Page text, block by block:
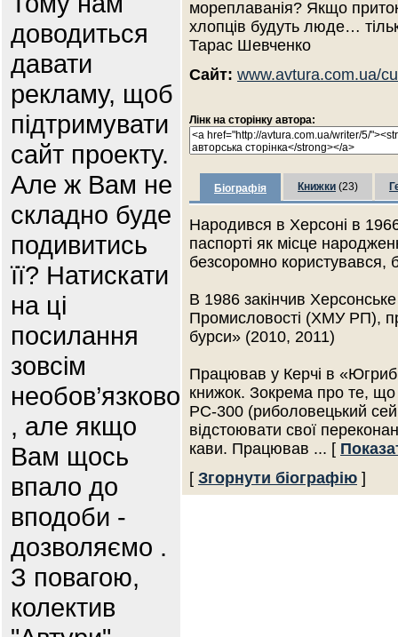
доводиться
давати
рекламу, щоб
підтримувати
сайт проекту.
Але ж Вам не
складно буде
подивитись
її? Натискати
на ці
посилання
зовсім
необов’язково
, але якщо
Вам щось
впало до
вподоби -
дозволяємо .
З повагою,
колектив
мореплаванія? Якщо
хлопців будуть люде…
Тарас Шевченко
Сайт: www.avtura.com.ua/
Лінк на сторінку автора:
Біографія Книжки (23)
Народився в Херсоні в
паспорті як місце
безсоромно користувався,
В 1986 закінчив
Промисловості (ХМУ РП),
бурси» (2010, 2011)
Працював у Керчі в
книжок. Зокрема про те, що
РС-300 (риболовецький
відстоювати свої
кави. Працював ... [
[ Згорнути біографію ]